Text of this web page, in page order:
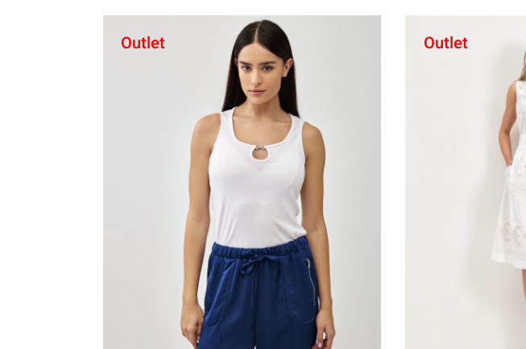
Outlet
Outlet
קני עכשיו